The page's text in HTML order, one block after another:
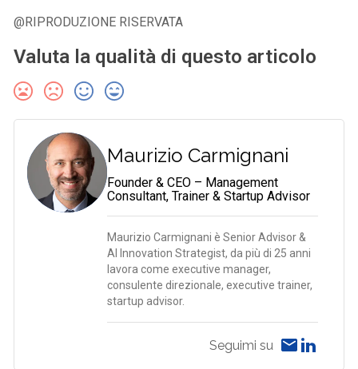
@RIPRODUZIONE RISERVATA
Valuta la qualità di questo articolo
Maurizio Carmignani
Founder & CEO – Management
Consultant, Trainer & Startup Advisor
Maurizio Carmignani è Senior Advisor &
AI Innovation Strategist, da più di 25 anni
lavora come executive manager,
consulente direzionale, executive trainer,
startup advisor.
Seguimi su